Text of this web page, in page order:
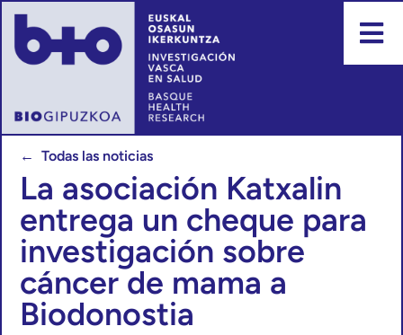
← Todas las noticias
La asociación Katxalin
entrega un cheque para
investigación sobre
cáncer de mama a
Biodonostia